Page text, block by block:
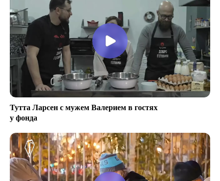
Тутта Ларсен с мужем Валерием в гостях
у фонда